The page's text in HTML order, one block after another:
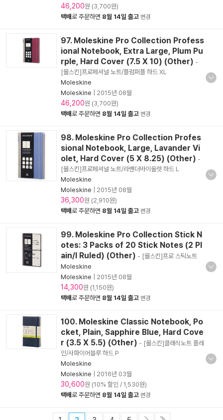
46,200원 (3,700원)
택배로 주문하면 8월 14일 출고 변경
97. Moleskine Pro Collection Profess
ional Notebook, Extra Large, Plum Pu
rple, Hard Cover (7.5 X 10) (Other) -
[몰스킨]프로페셔널 노트/플럼퍼플 하드 XL
Moleskine
Moleskine
2015년 08월
46,200원 (3,700원)
택배로 주문하면 8월 14일 출고 변경
98. Moleskine Pro Collection Profes
sional Notebook, Large, Lavander Vi
olet, Hard Cover (5 X 8.25) (Other) -
[몰스킨]프로페셔널 노트/라벤더바이올렛 하드 L
Moleskine
Moleskine
2015년 08월
36,300원 (2,910원)
택배로 주문하면 8월 14일 출고 변경
99. Moleskine Pro Collection Stick N
otes: 3 Packs of 20 Stick Notes (2 Pl
ain/I Ruled) (Other) - [몰스킨]프로 스틱노트
Moleskine
Moleskine
2015년 08월
14,300원 (1,150원)
택배로 주문하면 8월 14일 출고 변경
100. Moleskine Classic Notebook, Po
cket, Plain, Sapphire Blue, Hard Cove
r (3.5 X 5.5) (Other) - [몰스킨]클래식노트 플레
인/사파이어블루 하드 P
Moleskine
Moleskine
2016년 03월
30,600원 (10% 할인 / 1,530원)
택배로 주문하면 8월 14일 출고 변경